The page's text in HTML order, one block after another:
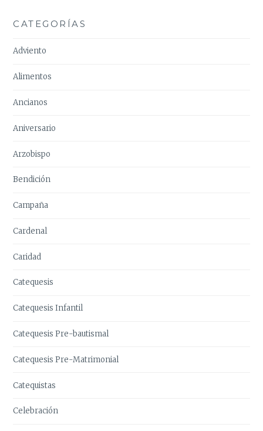
CATEGORÍAS
Adviento
Alimentos
Ancianos
Aniversario
Arzobispo
Bendición
Campaña
Cardenal
Caridad
Catequesis
Catequesis Infantil
Catequesis Pre-bautismal
Catequesis Pre-Matrimonial
Catequistas
Celebración